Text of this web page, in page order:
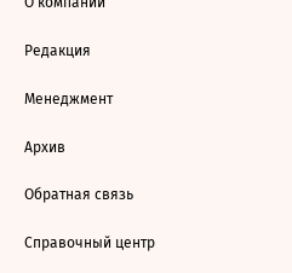
Редакция
Менеджмент
Архив
Обратная связь
Справочный центр